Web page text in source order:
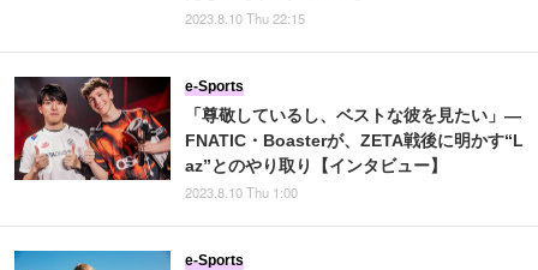
2023.8.10 Thu 22:15
「尊敬しているし、ベストな彼を見たい」―
FNATIC・Boasterが、ZETA戦後に明かす“L
az”とのやり取り【インタビュー】
e-Sports
2023.8.10 Thu 1:00
e-Sports